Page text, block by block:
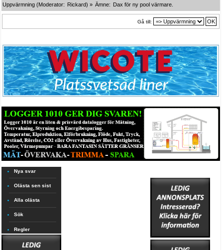
Uppvärmning (Moderator: Rickard) » Ämne: Dax för ny pool värmare.
Gå till:
Nya svar
Olästa sen sist
Alla olästa
Sök
Regler